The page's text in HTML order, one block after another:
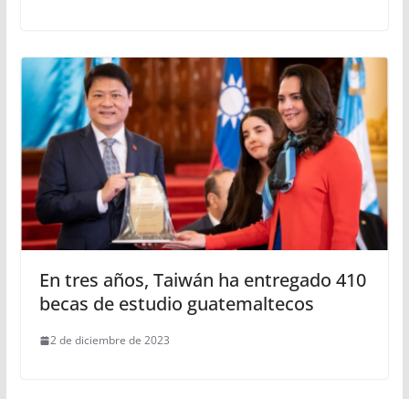
En tres años, Taiwán ha entregado 410
becas de estudio guatemaltecos
2 de diciembre de 2023